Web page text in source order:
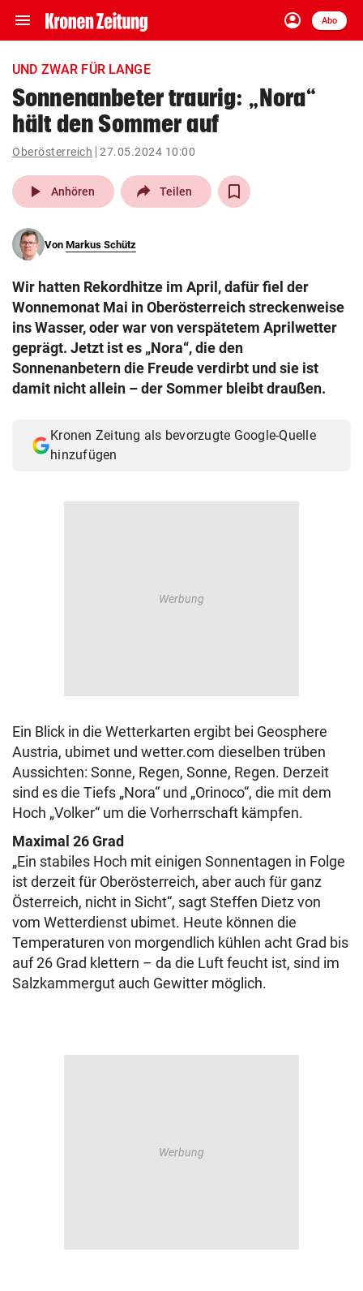
menu Navigation
ein-/ausklappen
account_circle
Anmelden
Abo
close Schließen
account_circle Anmelden
pin_drop
Wien arrow_right
search
eingeben
Muthgasse 2, 1190 Wien
UND ZWAR FÜR LANGE
Sonnenanbeter traurig: „Nora“
hält den Sommer auf
Oberösterreich 27.05.2024 10:00
play_arrow Anhören Teilen
Von Markus Schütz
Wir hatten Rekordhitze im April, dafür fiel der
Wonnemonat Mai in Oberösterreich streckenweise
ins Wasser, oder war von verspätetem Aprilwetter
geprägt. Jetzt ist es „Nora“, die den
Sonnenanbetern die Freude verdirbt und sie ist
damit nicht allein – der Sommer bleibt draußen.
Kronen Zeitung als bevorzugte Google-Quelle
hinzufügen
Ein Blick in die Wetterkarten ergibt bei Geosphere
Austria, ubimet und wetter.com dieselben trüben
Aussichten: Sonne, Regen, Sonne, Regen. Derzeit
sind es die Tiefs „Nora“ und „Orinoco“, die mit dem
Hoch „Volker“ um die Vorherrschaft kämpfen.
Maximal 26 Grad
„Ein stabiles Hoch mit einigen Sonnentagen in Folge
ist derzeit für Oberösterreich, aber auch für ganz
Österreich, nicht in Sicht“, sagt Steffen Dietz von
vom Wetterdienst ubimet. Heute können die
Temperaturen von morgendlich kühlen acht Grad bis
auf 26 Grad klettern – da die Luft feucht ist, sind im
Salzkammergut auch Gewitter möglich.